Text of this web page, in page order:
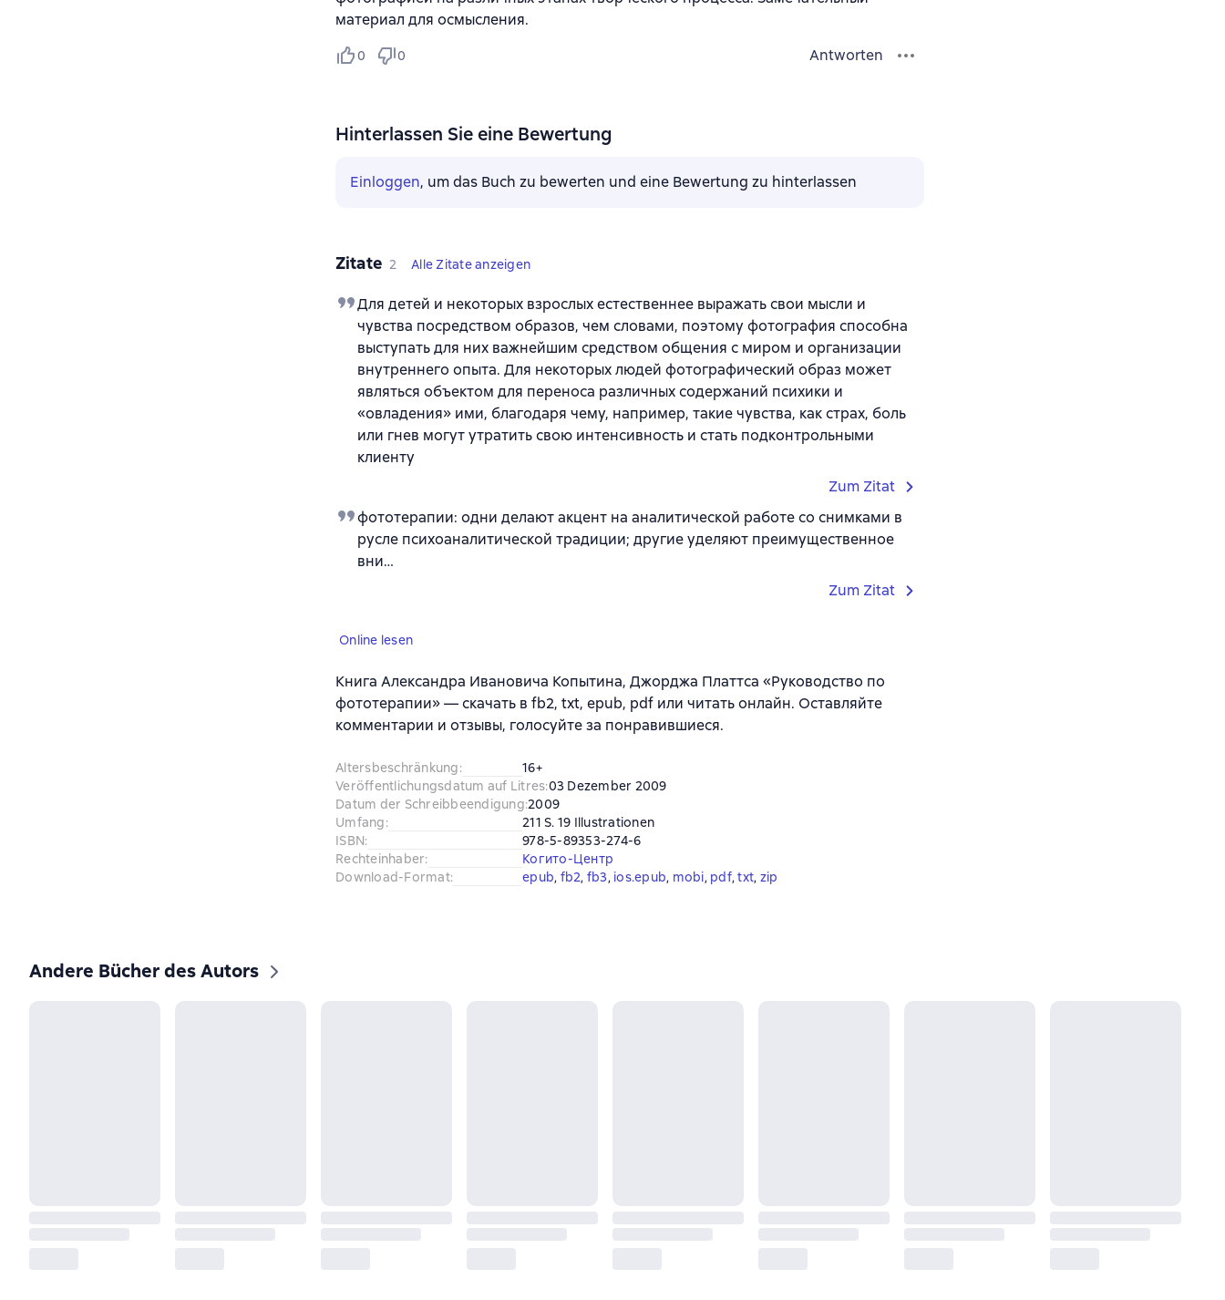
материал для осмысления.
0 0 Antworten
Hinterlassen Sie eine Bewertung
Einloggen, um das Buch zu bewerten und eine Bewertung zu hinterlassen
Zitate 2 Alle Zitate anzeigen
Для детей и некоторых взрослых естественнее выражать свои мысли и
чувства посредством образов, чем словами, поэтому фотография способна
выступать для них важнейшим средством общения с миром и организации
внутреннего опыта. Для некоторых людей фотографический образ может
являться объектом для переноса различных содержаний психики и
«овладения» ими, благодаря чему, например, такие чувства, как страх, боль
или гнев могут утратить свою интенсивность и стать подконтрольными
клиенту
Zum Zitat
фототерапии: одни делают акцент на аналитической работе со снимками в
русле психоаналитической традиции; другие уделяют преимущественное
вни…
Zum Zitat
Online lesen
Книга Александра Ивановича Копытина, Джорджа Платтса «Руководство по
фототерапии» — скачать в fb2, txt, epub, pdf или читать онлайн. Оставляйте
комментарии и отзывы, голосуйте за понравившиеся.
Altersbeschränkung:
16+
Veröffentlichungsdatum auf Litres:03 Dezember 2009
Datum der Schreibbeendigung:2009
Umfang:
211 S. 19 Illustrationen
ISBN:
978-5-89353-274-6
Rechteinhaber:
Когито-Центр
Download-Format: epub, fb2, fb3, ios.epub, mobi, pdf, txt, zip
Andere Bücher des Autors